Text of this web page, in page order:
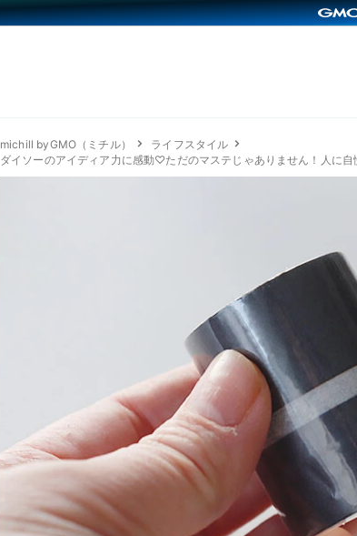
michill byGMO（ミチル）
ライフスタイル
ダイソーのアイディア力に感動♡ただのマステじゃありません！人に自